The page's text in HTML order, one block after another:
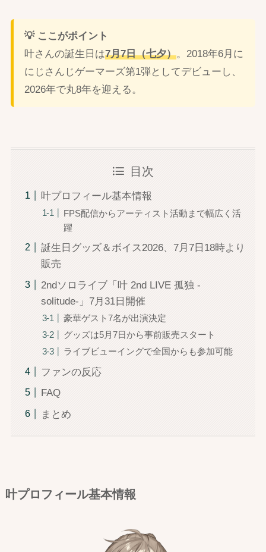
💡 ここがポイント
叶さんの誕生日は7月7日（七夕）。2018年6月に
にじさんじゲーマーズ第1弾としてデビューし、
2026年で丸8年を迎える。
目次
叶プロフィール基本情報
FPS配信からアーティスト活動まで幅広く活
躍
誕生日グッズ＆ボイス2026、7月7日18時より
販売
2ndソロライブ「叶 2nd LIVE 孤独 -
solitude-」7月31日開催
豪華ゲスト7名が出演決定
グッズは5月7日から事前販売スタート
ライブビューイングで全国からも参加可能
ファンの反応
FAQ
まとめ
叶プロフィール基本情報